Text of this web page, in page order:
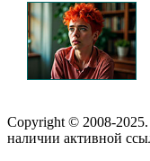
Copyright © 2008-
наличии активной